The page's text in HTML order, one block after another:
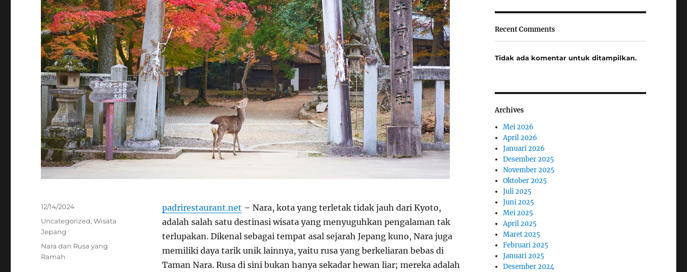
padrirestaurant.net – Nara, kota yang terletak tidak jauh dari Kyoto,
adalah salah satu destinasi wisata yang menyuguhkan pengalaman tak
terlupakan. Dikenal sebagai tempat asal sejarah Jepang kuno, Nara juga
memiliki daya tarik unik lainnya, yaitu rusa yang berkeliaran bebas di
Taman Nara. Rusa di sini bukan hanya sekadar hewan liar; mereka adalah
Posted
12/14/2024
Categories
Uncategorized,Wisata
Jepang
Tags
Nara dan Rusa yang
Ramah
Recent Comments
Tidak ada komentar untuk ditampilkan.
Archives
Mei 2026
April 2026
Januari 2026
Desember 2025
November 2025
Oktober 2025
Juli 2025
Juni 2025
Mei 2025
April 2025
Maret 2025
Februari 2025
Januari 2025
Desember 2024